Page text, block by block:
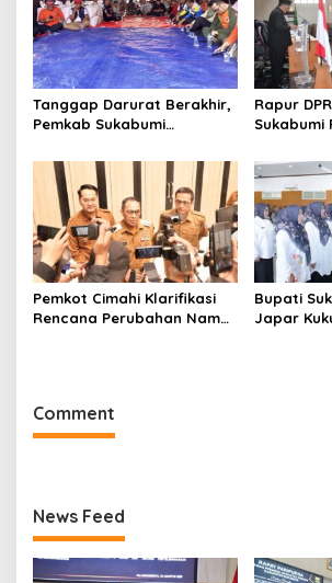
Tanggap Darurat Berakhir,
Pemkab Sukabumi
Dimulai
Rapur
Sukabumi
Jadi
Pemkot Cimahi Klarifikasi
Rencana Perubahan Nama
Bupati
Japar
Comment
News Feed